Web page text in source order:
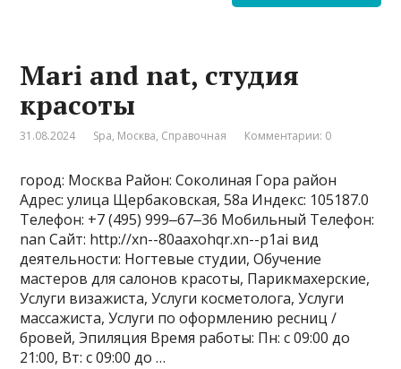
Mari and nat, студия
красоты
31.08.2024 Spa, Москва, Справочная Комментарии: 0
город: Москва Район: Соколиная Гора район
Адрес: улица Щербаковская, 58а Индекс: 105187.0
Телефон: +7 (495) 999‒67‒36 Мобильный Телефон:
nan Сайт: http://xn--80aaxohqr.xn--p1ai вид
деятельности: Ногтевые студии, Обучение
мастеров для салонов красоты, Парикмахерские,
Услуги визажиста, Услуги косметолога, Услуги
массажиста, Услуги по оформлению ресниц /
бровей, Эпиляция Время работы: Пн: с 09:00 до
21:00, Вт: с 09:00 до …